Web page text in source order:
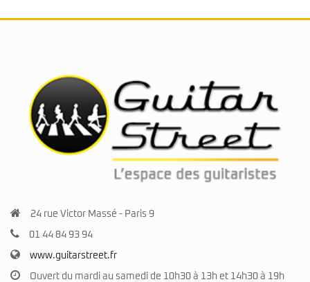
01 44 84 93 94
www.guitarstreet.fr
Ouvert du mardi au samedi de 10h30 à 13h et 14h30 à 19h